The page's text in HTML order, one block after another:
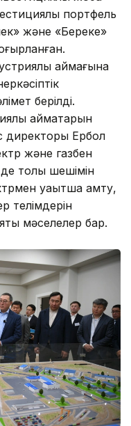
портфель
және «Береке»
аймағына
берілді.
аймақтарын
директоры Ербол
және газбен
толық шешімін
уақытша қамту,
телімдерін
мәселелер бар.